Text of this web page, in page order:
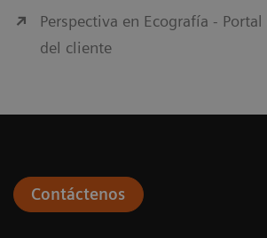
Perspectiva en Ecografía -
del cliente
Contáctenos